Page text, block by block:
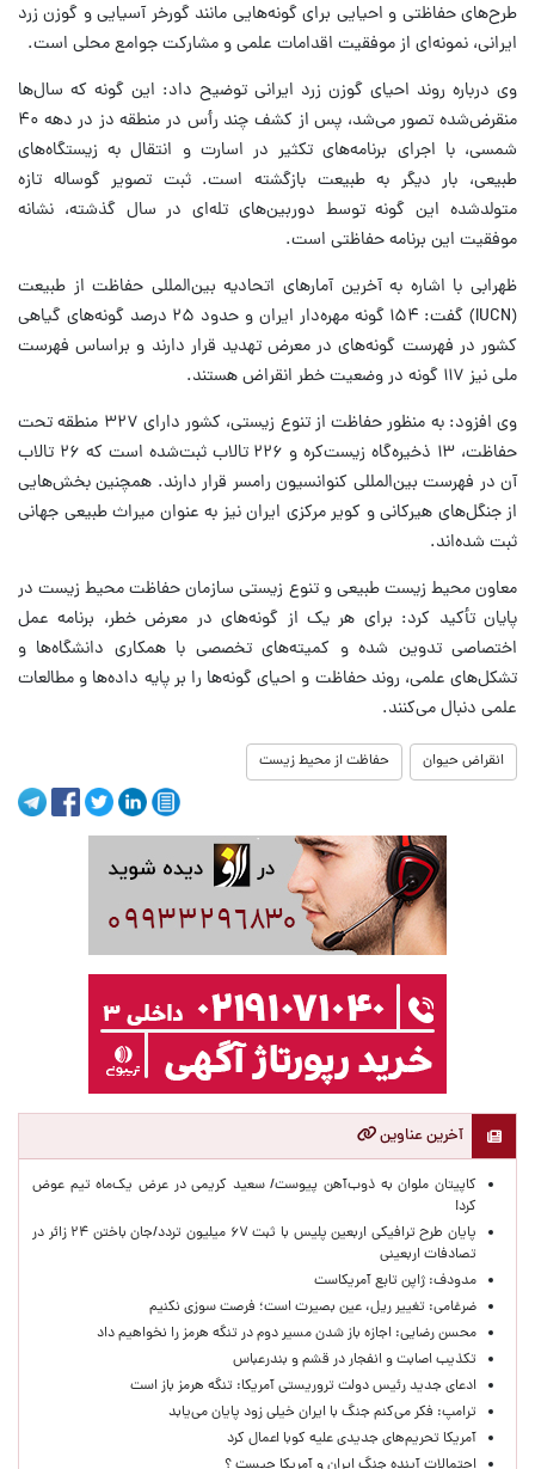
طرح‌های حفاظتی و احیایی برای گونه‌هایی مانند گورخر آسیایی و گوزن زرد
ایرانی، نمونه‌ای از موفقیت اقدامات علمی و مشارکت جوامع محلی است.
وی درباره روند احیای گوزن زرد ایرانی توضیح داد: این گونه که سال‌ها
منقرض‌شده تصور می‌شد، پس از کشف چند رأس در منطقه دز در دهه ۴۰
شمسی، با اجرای برنامه‌های تکثیر در اسارت و انتقال به زیستگاه‌های
طبیعی، بار دیگر به طبیعت بازگشته است. ثبت تصویر گوساله تازه
متولدشده این گونه توسط دوربین‌های تله‌ای در سال گذشته، نشانه
موفقیت این برنامه حفاظتی است.
ظهرابی با اشاره به آخرین آمارهای اتحادیه بین‌المللی حفاظت از طبیعت
(IUCN) گفت: ۱۵۴ گونه مهره‌دار ایران و حدود ۲۵ درصد گونه‌های گیاهی
کشور در فهرست گونه‌های در معرض تهدید قرار دارند و براساس فهرست
ملی نیز ۱۱۷ گونه در وضعیت خطر انقراض هستند.
وی افزود: به منظور حفاظت از تنوع زیستی، کشور دارای ۳۲۷ منطقه تحت
حفاظت، ۱۳ ذخیره‌گاه زیست‌کره و ۲۲۶ تالاب ثبت‌شده است که ۲۶ تالاب
آن در فهرست بین‌المللی کنوانسیون رامسر قرار دارند. همچنین بخش‌هایی
از جنگل‌های هیرکانی و کویر مرکزی ایران نیز به عنوان میراث طبیعی جهانی
ثبت شده‌اند.
معاون محیط زیست طبیعی و تنوع زیستی سازمان حفاظت محیط زیست در
پایان تأکید کرد: برای هر یک از گونه‌های در معرض خطر، برنامه عمل
اختصاصی تدوین شده و کمیته‌های تخصصی با همکاری دانشگاه‌ها و
تشکل‌های علمی، روند حفاظت و احیای گونه‌ها را بر پایه داده‌ها و مطالعات
علمی دنبال می‌کنند.
انقراض حیوان حفاظت از محیط زیست
آخرین عناوین
کاپیتان ملوان به ذوب‌آهن پیوست/ سعید کریمی در عرض یک‌ماه تیم عوض
کرد!
پایان طرح ترافیکی اربعین پلیس با ثبت ۶۷ میلیون تردد/جان باختن ۲۴ زائر در
تصادفات اربعینی
مدودف: ژاپن تابع آمریکاست
ضرغامی: تغییر ریل، عین بصیرت است؛ فرصت سوزی نکنیم
محسن رضایی: اجازه باز شدن مسیر دوم در تنگه هرمز را نخواهیم داد
تکذیب اصابت و انفجار در قشم و بندرعباس
ادعای جدید رئیس دولت تروریستی آمریکا: تنگه هرمز باز است
ترامپ: فکر می‌کنم جنگ با ایران خیلی زود پایان می‌یابد
آمریکا تحریم‌های جدیدی علیه کوبا اعمال کرد